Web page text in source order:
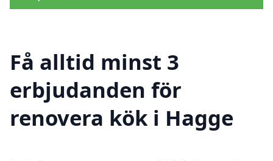
Få alltid minst 3
erbjudanden för
renovera kök i Hagge